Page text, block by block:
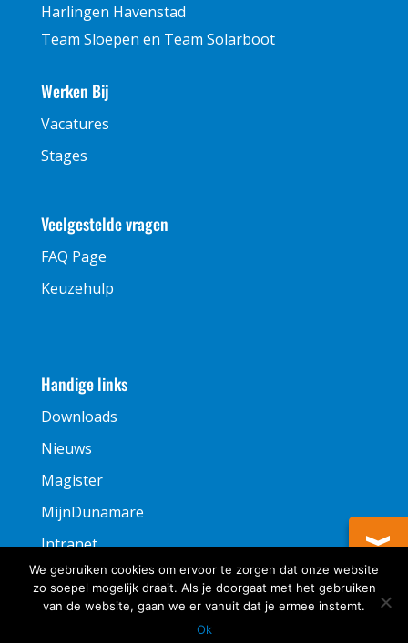
Harlingen Havenstad
Team Sloepen en Team Solarboot
Werken Bij
Vacatures
Stages
Veelgestelde vragen
FAQ Page
Keuzehulp
Handige links
Downloads
Nieuws
Magister
MijnDunamare
Intranet
We gebruiken cookies om ervoor te zorgen dat onze website
zo soepel mogelijk draait. Als je doorgaat met het gebruiken
van de website, gaan we er vanuit dat je ermee instemt.
Ok